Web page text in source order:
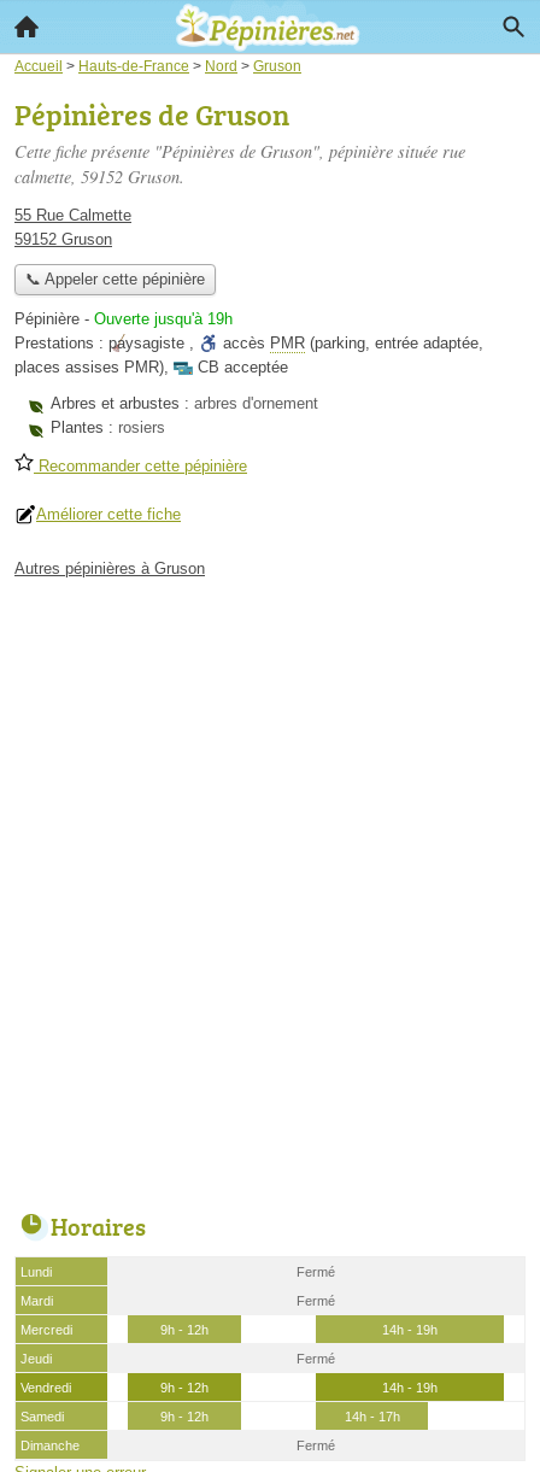
Accueil > Hauts-de-France > Nord > Gruson
Pépinières de Gruson
Cette fiche présente "Pépinières de Gruson", pépinière située rue
calmette, 59152 Gruson.
55 Rue Calmette
59152 Gruson
📞 Appeler cette pépinière
Pépinière - Ouverte jusqu'à 19h
Prestations : paysagiste , accès PMR (parking, entrée adaptée,
places assises PMR),
CB acceptée
Arbres et arbustes : arbres d'ornement
Plantes : rosiers
Recommander cette pépinière
Améliorer cette fiche
Autres pépinières à Gruson
Horaires
Lundi
Fermé
Mardi
Fermé
Mercredi
9h - 12h
14h - 19h
Jeudi
Fermé
Vendredi
9h - 12h
14h - 19h
Samedi
9h - 12h
14h - 17h
Dimanche
Fermé